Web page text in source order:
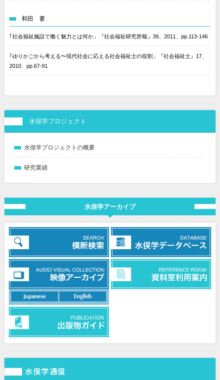
和田 要
｢社会福祉施設で働く魅力とは何か」『社会福祉研究所報』39、2011、pp.113-146
｢ゆりかごから考える〜現代社会に応える社会福祉士の役割」『社会福祉士』17、
2010、pp.67-91
水俣学プロジェクト
水俣学プロジェクトの概要
研究業績
水俣学アーカイブ
日本語